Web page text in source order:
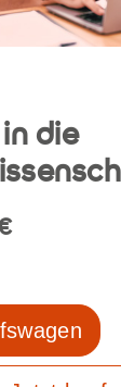
die